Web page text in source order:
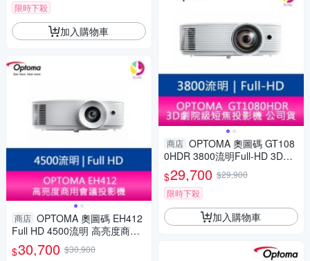
限時下殺
加入購物車
商店 OPTOMA 奧圖碼 EH412
Full HD 4500流明 高亮度商用
會議投影機
$30,700 $30,900
商店 OPTOMA 奧圖碼 GT108
0HDR 3800流明Full-HD 3D劇
院級短焦投影機 公司貨 保固3
年
$29,700 $29,900
限時下殺
加入購物車